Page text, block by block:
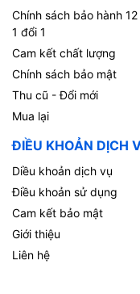
Chính sách bảo hành
1 đổi 1
Cam kết chất lượng
Chính sách bảo mật
Thu cũ - Đổi mới
Mua lại
ĐIỀU KHOẢN DỊCH
Diều khoản dịch vụ
Điều khoản sử dụng
Cam kết bảo mật
Giới thiệu
Liên hệ